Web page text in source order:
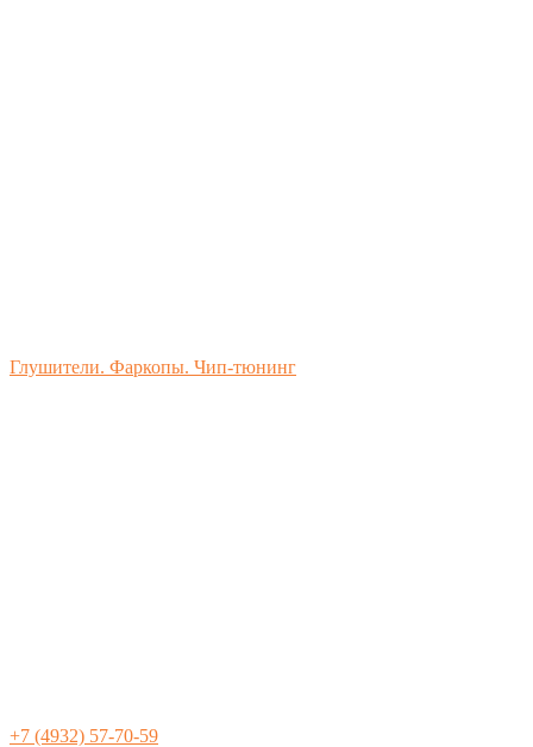
Глушители. Фаркопы. Чип-тюнинг
+7 (4932) 57-70-59